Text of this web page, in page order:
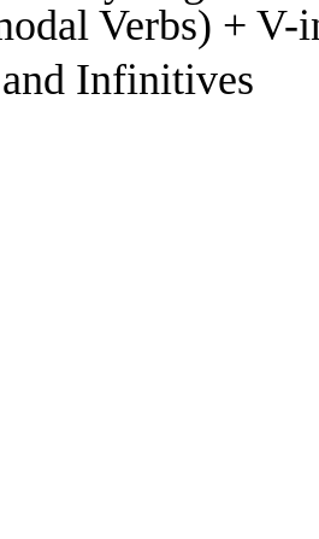
Verbs) +
Infinitives